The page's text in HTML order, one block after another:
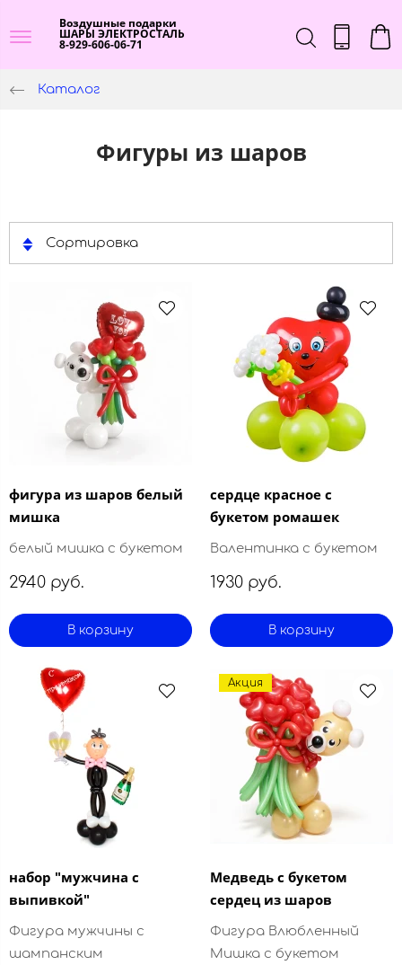
Воздушные подарки
ШАРЫ ЭЛЕКТРОСТАЛЬ
8-929-606-06-71
Каталог
Фигуры из шаров
Сортировка
фигура из шаров белый
мишка
белый мишка с букетом
2940 руб.
В корзину
сердце красное с
букетом ромашек
Валентинка с букетом
1930 руб.
В корзину
набор "мужчина с
выпивкой"
Фигура мужчины с
шампанским
Акция
Медведь с букетом
сердец из шаров
Фигура Влюбленный
Мишка с букетом